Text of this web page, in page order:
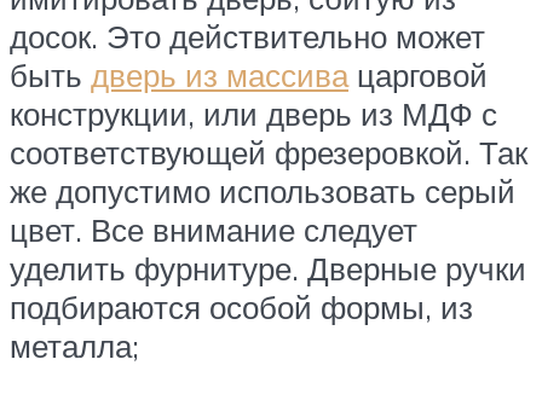
досок. Это действительно может
быть дверь из массивацарговой
конструкции, или дверь из МДФ с
соответствующей фрезеровкой. Так
же допустимо использовать серый
цвет. Все внимание следует
уделить фурнитуре. Дверные ручки
подбираются особой формы, из
металла;